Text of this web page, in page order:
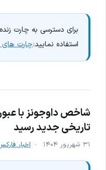
برای دسترسی به چارت
استفاده نمایید:چارت های
تاریخی جدید رسید
۳۱ شهریور ۱۴۰۴ اخبار